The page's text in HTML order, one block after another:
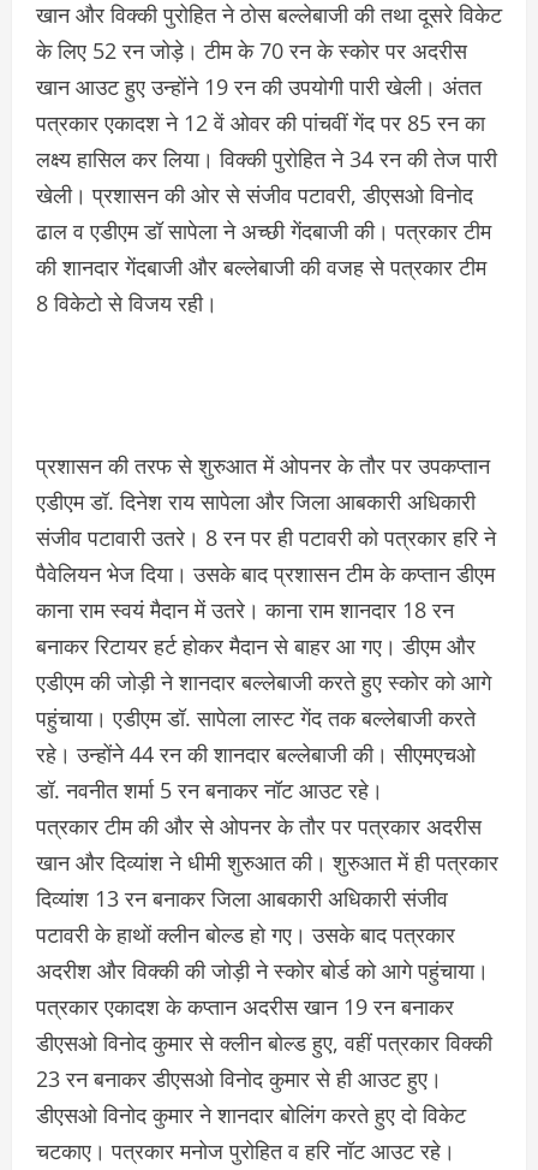
खान और विक्की पुरोहित ने ठोस बल्लेबाजी की तथा दूसरे विकेट
के लिए 52 रन जोड़े। टीम के 70 रन के स्कोर पर अदरीस
खान आउट हुए उन्होंने 19 रन की उपयोगी पारी खेली। अंतत
पत्रकार एकादश ने 12 वें ओवर की पांचवीं गेंद पर 85 रन का
लक्ष्य हासिल कर लिया। विक्की पुरोहित ने 34 रन की तेज पारी
खेली। प्रशासन की ओर से संजीव पटावरी, डीएसओ विनोद
ढाल व एडीएम डॉ सापेला ने अच्छी गेंदबाजी की। पत्रकार टीम
की शानदार गेंदबाजी और बल्लेबाजी की वजह से पत्रकार टीम
8 विकेटो से विजय रही।
प्रशासन की तरफ से शुरुआत में ओपनर के तौर पर उपकप्तान
एडीएम डॉ. दिनेश राय सापेला और जिला आबकारी अधिकारी
संजीव पटावारी उतरे। 8 रन पर ही पटावरी को पत्रकार हरि ने
पैवेलियन भेज दिया। उसके बाद प्रशासन टीम के कप्तान डीएम
काना राम स्वयं मैदान में उतरे। काना राम शानदार 18 रन
बनाकर रिटायर हर्ट होकर मैदान से बाहर आ गए। डीएम और
एडीएम की जोड़ी ने शानदार बल्लेबाजी करते हुए स्कोर को आगे
पहुंचाया। एडीएम डॉ. सापेला लास्ट गेंद तक बल्लेबाजी करते
रहे। उन्होंने 44 रन की शानदार बल्लेबाजी की। सीएमएचओ
डॉ. नवनीत शर्मा 5 रन बनाकर नॉट आउट रहे।
पत्रकार टीम की और से ओपनर के तौर पर पत्रकार अदरीस
खान और दिव्यांश ने धीमी शुरुआत की। शुरुआत में ही पत्रकार
दिव्यांश 13 रन बनाकर जिला आबकारी अधिकारी संजीव
पटावरी के हाथों क्लीन बोल्ड हो गए। उसके बाद पत्रकार
अदरीश और विक्की की जोड़ी ने स्कोर बोर्ड को आगे पहुंचाया।
पत्रकार एकादश के कप्तान अदरीस खान 19 रन बनाकर
डीएसओ विनोद कुमार से क्लीन बोल्ड हुए, वहीं पत्रकार विक्की
23 रन बनाकर डीएसओ विनोद कुमार से ही आउट हुए।
डीएसओ विनोद कुमार ने शानदार बोलिंग करते हुए दो विकेट
चटकाए। पत्रकार मनोज पुरोहित व हरि नॉट आउट रहे।